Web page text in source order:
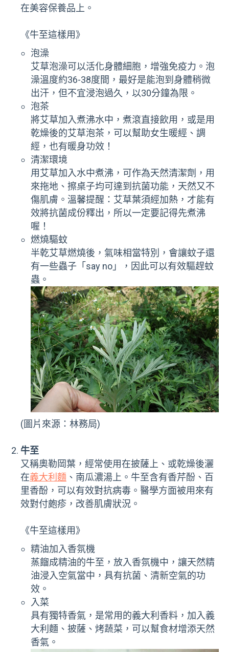
在美容保養品上。
《牛至這樣用》
泡澡
艾草泡澡可以活化身體細胞，增強免疫力。泡
澡溫度約36-38度間，最好是能泡到身體稍微
出汗，但不宜浸泡過久，以30分鐘為限。
泡茶
將艾草加入煮沸水中，煮滾直接飲用，或是用
乾燥後的艾草泡茶，可以幫助女生暖經、調
經，也有暖身功效！
清潔環境
用艾草加入水中煮沸，可作為天然清潔劑，用
來拖地、擦桌子均可達到抗菌功能，天然又不
傷肌膚。溫馨提醒：艾草葉須經加熱，才能有
效將抗菌成份釋出，所以一定要記得先煮沸
喔！
燃燒驅蚊
半乾艾草燃燒後，氣味相當特別，會讓蚊子還
有一些蟲子「say no」，因此可以有效驅趕蚊
蟲。
(圖片來源：林務局)
牛至
又稱奧勒岡葉，經常使用在披薩上、或乾燥後灑
在義大利麵 、南瓜濃湯上。牛至含有香芹酚、百
里香酚，可以有效對抗病毒。醫學方面被用來有
效對付皰疹，改善肌膚狀況。
《牛至這樣用》
精油加入香氛機
蒸餾成精油的牛至，放入香氛機中，讓天然精
油浸入空氣當中，具有抗菌、清新空氣的功
效。
入菜
具有獨特香氣，是常用的義大利香料，加入義
大利麵、披薩、烤蔬菜，可以幫食材增添天然
香氣。